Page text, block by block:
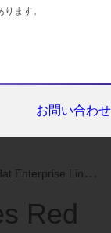
ます。
お問い合わせ
a Foundation for Sensit...
Red